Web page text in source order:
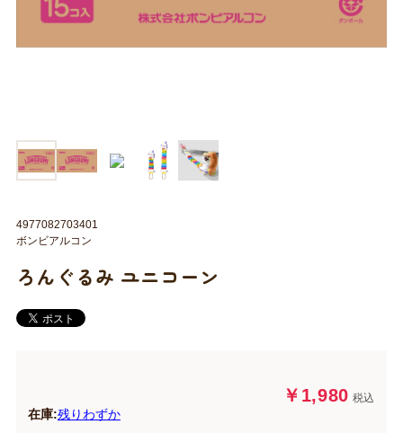
ろんぐるみ ユニコーン
￥1,980 税込
在庫:残りわずか
4977082703401
ボンビアルコン